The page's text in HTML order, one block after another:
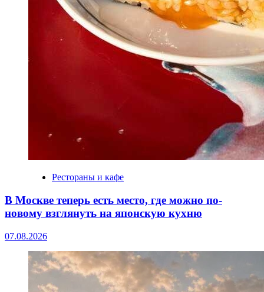
Рестораны и кафе
В Москве теперь есть место, где можно по-
новому взглянуть на японскую кухню
07.08.2026